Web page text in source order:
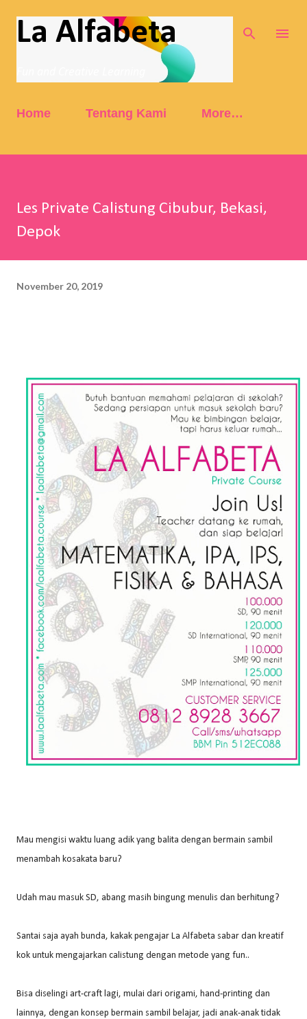
Skip to main content
La Alfabeta
Home Tentang Kami More…
Les Private Calistung Cibubur, Bekasi,
Depok
November 20, 2019
Mau mengisi waktu luang adik yang balita dengan bermain sambil
menambah kosakata baru?
Udah mau masuk SD, abang masih bingung menulis dan berhitung?
Santai saja ayah bunda, kakak pengajar La Alfabeta sabar dan kreatif
kok untuk mengajarkan calistung dengan metode yang fun..
Bisa diselingi art-craft lagi, mulai dari origami, hand-printing dan
lainnya, dengan konsep bermain sambil belajar, jadi anak-anak tidak